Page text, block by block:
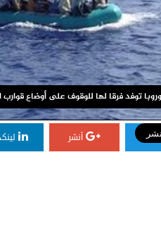
توفد فرقا لها للوقوف على أوضاع قوارب
أنشر